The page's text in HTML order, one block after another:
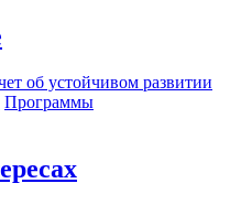
об устойчивом развитии
Программы